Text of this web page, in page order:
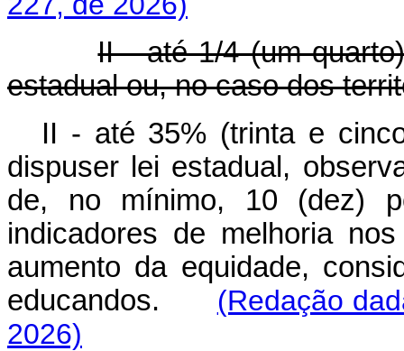
II - até 1/4 (um
estadual ou, no caso dos
II - até 35% (trinta e
dispuser lei estadual,
de, no mínimo, 10 (dez)
indicadores de melhoria
aumento da equidade,
educandos. (Redação
2026)